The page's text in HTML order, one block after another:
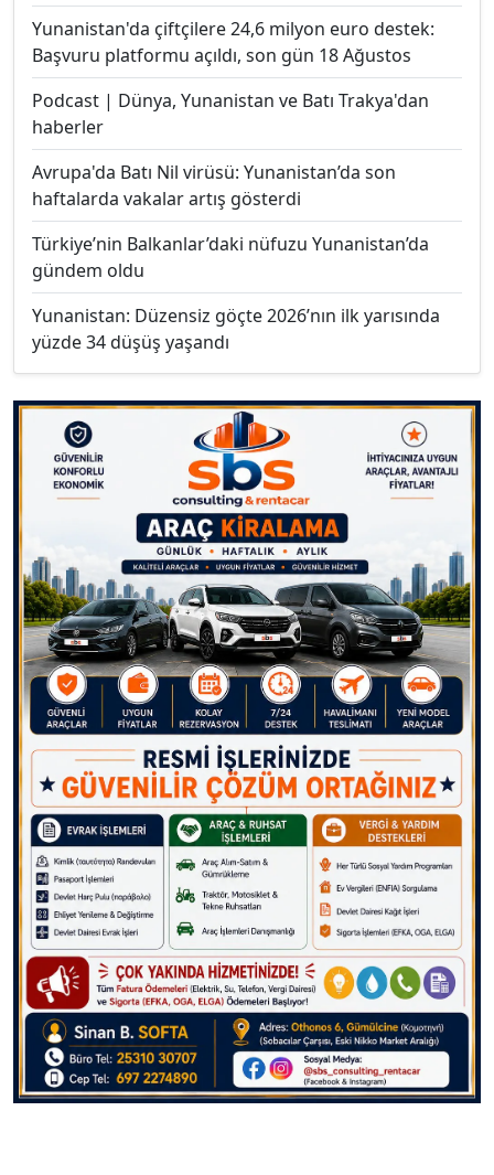
Yunanistan'da çiftçilere 24,6 milyon euro destek:
Başvuru platformu açıldı, son gün 18 Ağustos
Podcast | Dünya, Yunanistan ve Batı Trakya'dan
haberler
Avrupa'da Batı Nil virüsü: Yunanistan’da son
haftalarda vakalar artış gösterdi
Türkiye’nin Balkanlar’daki nüfuzu Yunanistan’da
gündem oldu
Yunanistan: Düzensiz göçte 2026’nın ilk yarısında
yüzde 34 düşüş yaşandı